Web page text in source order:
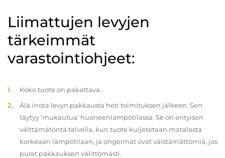
Liimattujen levyjen
tärkeimmät
varastointiohjeet:
Koko tuote on pakattava.
Älä irrota levyn pakkausta heti toimituksen jälkeen. Sen
täytyy ‘mukautua’ huoneenlämpötilassa. Se on erityisen
välttämätöntä talvella, kun tuote kuljetetaan matalasta
korkeaan lämpötilaan, ja ongelmat ovat väistämättömiä, jos
purat pakkauksen välittömästi.